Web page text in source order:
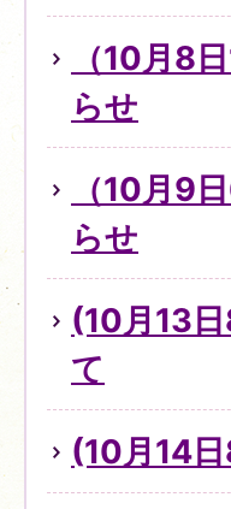
（10月8
らせ
（10月9
らせ
(10月13
て
(10月14